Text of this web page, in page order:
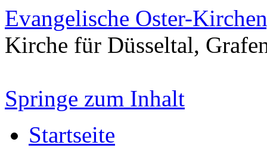
Evangelische Oster-
Kirche für Düsseltal,
Springe zum Inhalt
Startseite